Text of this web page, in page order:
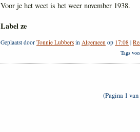
Voor je het weet is het weer november 1938.
Label ze
Geplaatst door Tonnie Lubbers in Algemeen op 17:08 |
Tags
(Pagina 1